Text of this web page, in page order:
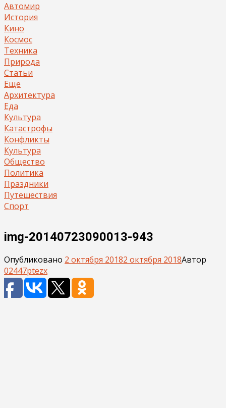
Автомир
История
Кино
Космос
Техника
Природа
Статьи
Еще
Архитектура
Еда
Культура
Катастрофы
Конфликты
Культура
Общество
Политика
Праздники
Путешествия
Спорт
img-20140723090013-943
Опубликовано 2 октября 20182 октября 2018Автор
02447ptezx